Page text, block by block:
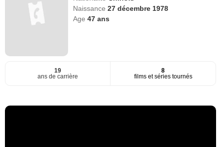
Naissance27 décembre 1978
Age47 ans
19
ans de carrière
8
films et séries tournés